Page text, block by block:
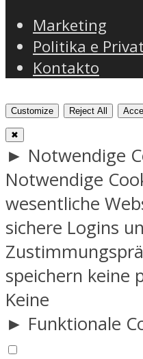
Marketing
Politika e
Kontakto
Customize Reject All
✖
► Notwendige
Notwendige
wesentliche
sichere Logins
speichern keine
Keine
► Funktionale